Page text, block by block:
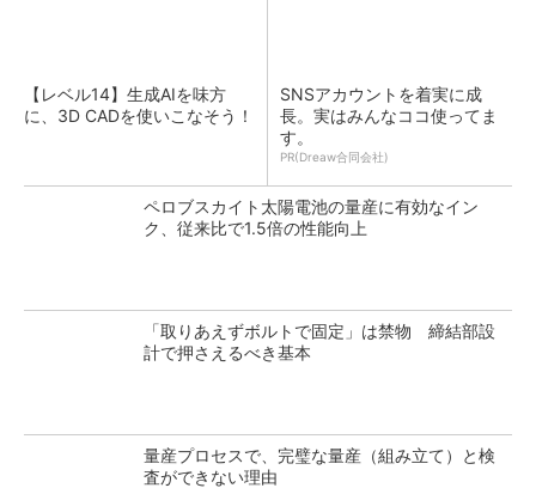
【レベル14】生成AIを味方
に、3D CADを使いこなそう！
SNSアカウントを着実に成
長。実はみんなココ使ってま
す。
PR(Dreaw合同会社)
ペロブスカイト太陽電池の量産に有効なイン
ク、従来比で1.5倍の性能向上
「取りあえずボルトで固定」は禁物 締結部設
計で押さえるべき基本
量産プロセスで、完璧な量産（組み立て）と検
査ができない理由